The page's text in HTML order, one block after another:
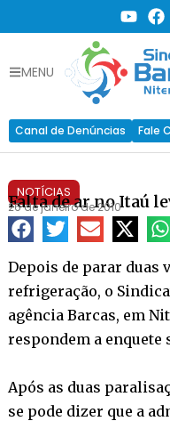
MENU
Canal de Denúncias Fale
NOTÍCIAS
Falta de ar no Itaú
26 de janeiro de 2010
Depois de parar duas
refrigeração, o
agência Barcas, em
respondem a enquete
Após as duas
se pode dizer que a